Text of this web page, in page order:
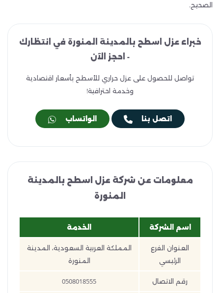
الصحيح.
خبراء عزل اسطح بالمدينة المنورة في انتظارك
- احجز الآن
تواصل للحصول على عزل حراري للأسطح بأسعار اقتصادية
وخدمة احترافية!
اتصل بنا الواتساب
معلومات عن شركة عزل اسطح بالمدينة
المنورة
اسم الشركة الخدمة
العنوان الفرع
الرئيسي
المملكة العربية السعودية، المدينة
المنورة
رقم الاتصال 0508018555